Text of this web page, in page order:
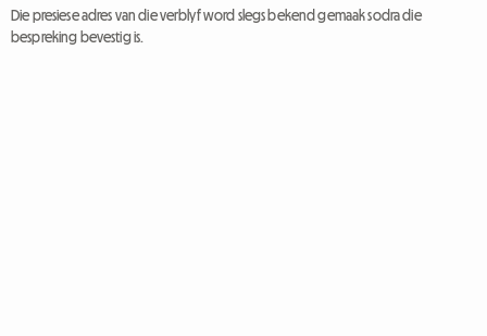
Die presiese adres van die verblyf word slegs bekend gemaak sodra die
bespreking bevestig is.